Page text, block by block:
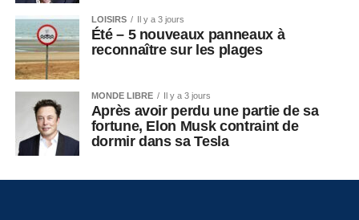
LOISIRS Il y a 3 jours
Été – 5 nouveaux panneaux à
reconnaître sur les plages
MONDE LIBRE Il y a 3 jours
Après avoir perdu une partie de sa
fortune, Elon Musk contraint de
dormir dans sa Tesla